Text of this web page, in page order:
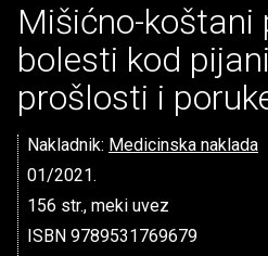
Mišićno-koštani
bolesti kod
prošlosti i
Nakladnik: Medicinska naklada
01/2021.
156 str., meki uvez
ISBN 9789531769679